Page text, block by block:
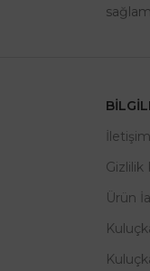
İletişim
Gizlilik
Ürün